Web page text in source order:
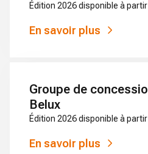
Édition 2026 disponible à
En savoir plus
Groupe de
Belux
Édition 2026 disponible à
En savoir plus